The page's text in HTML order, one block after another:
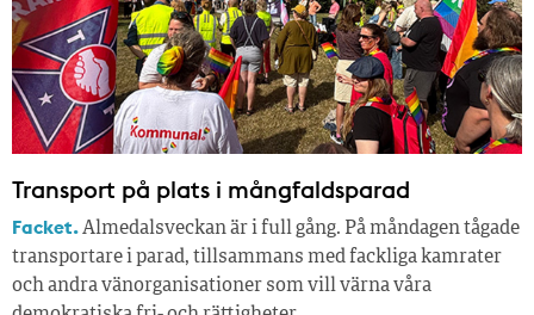
Transport på plats i mångfaldsparad
Facket.Almedalsveckan är i full gång. På måndagen tågade
transportare i parad, tillsammans med fackliga kamrater
och andra vänorganisationer som vill värna våra